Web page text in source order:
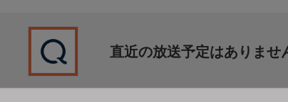
直近の放送予定はありませ